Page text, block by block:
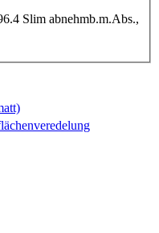
Slim abnehmb.m.Abs.,